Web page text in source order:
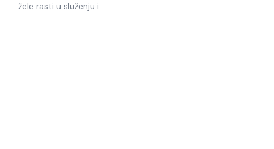
žele rasti u služenju i